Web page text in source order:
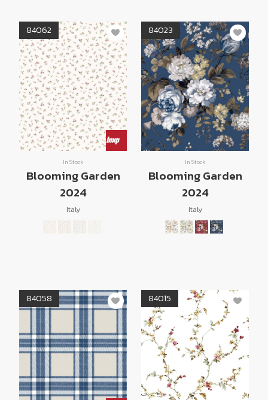
84062
In Stock
Blooming Garden
2024
Italy
84023
In Stock
Blooming Garden
2024
Italy
84058 84015